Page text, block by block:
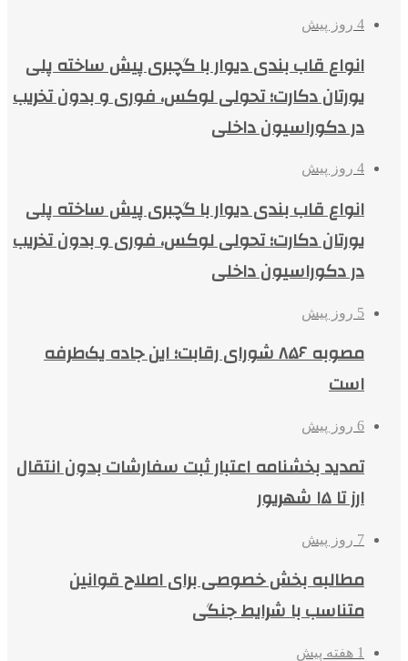
4 روز پیش
انواع قاب بندی دیوار با گچبری پیش ساخته پلی
یورتان دکارت؛ تحولی لوکس، فوری و بدون تخریب
در دکوراسیون داخلی
4 روز پیش
انواع قاب بندی دیوار با گچبری پیش ساخته پلی
یورتان دکارت؛ تحولی لوکس، فوری و بدون تخریب
در دکوراسیون داخلی
5 روز پیش
مصوبه ۸۵۶ شورای رقابت؛ این جاده یک‌طرفه
است
6 روز پیش
تمدید بخشنامه اعتبار ثبت سفارشات بدون انتقال
ارز تا ۱۵ شهریور
7 روز پیش
مطالبه بخش خصوصی برای اصلاح قوانین
متناسب با شرایط جنگی
1 هفته پیش